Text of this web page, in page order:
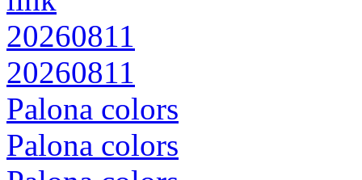
20260811
20260811
Palona colors
Palona colors